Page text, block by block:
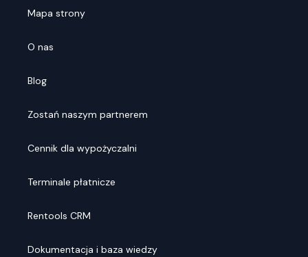
Mapa strony
O nas
Blog
Zostań naszym partnerem
Cennik dla wypożyczalni
Terminale płatnicze
Rentools CRM
Dokumentacja i baza wiedzy